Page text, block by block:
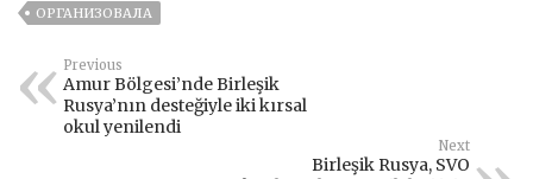
ОРГАНИЗОВАЛА
Previous
Amur Bölgesi’nde Birleşik
Rusya’nın desteğiyle iki kırsal
okul yenilendi
Next
Birleşik Rusya, SVO